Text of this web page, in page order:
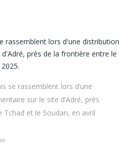
se rassemblent lors d’une
sur le site d’Adré, près
et le Soudan, en avril